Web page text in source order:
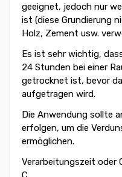
geeignet, jedoch nur
ist (diese Grundierung
Holz, Zement usw.
Es ist sehr wichtig,
24 Stunden bei einer
getrocknet ist, bevor
aufgetragen wird.
Die Anwendung sollte
erfolgen, um die
ermöglichen.
Verarbeitungszeit oder